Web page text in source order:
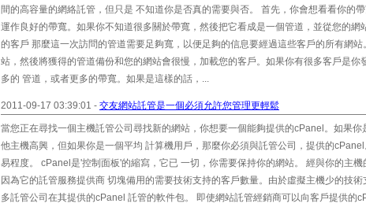
間的高容量的網絡託管，但只是 不知道你是否真的需要與否。 首先，你會想看看你的
運作良好的帶寬。如果你不知道很多關於帶寬，然後把它看成是一個管道，並從您的
的客戶 那麼這一次訪問的管道需要足夠寬，以便足夠的信息要經過這些客戶的所有網
站，然後將獲得的管道備份和您的網站會很慢，加載您的客戶。如果你有很多客戶是
多的 管道，或者更多的帶寬。如果是這樣的話，...
2011-09-17 03:39:01 - 交友網站託管是一個必須允許您管理更輕鬆
當您正在尋找一個主機託管公司尋找新的網站，你想要一個能夠提供的cPanel。如果
他主機高興，但如果你是一個平均 計算機用戶，那麼你必須與託管公司，提供的
易程度。 cPanel是'控制面板'的縮寫，它已 一切，你需要保持你的網站。 經與你的主
因為它的託管服務提供商 切塊備用的需要技術支持的客戶數量。由於虛擬主機少的技
多託管公司在其提供的cPanel 託管的軟件包。 即使網站託管經銷商可以向客戶提供的